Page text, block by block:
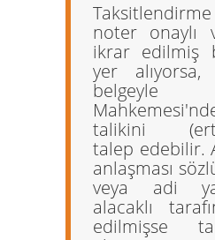
noter onaylı
ikrar edilmiş
yer
talikini
talep edebilir.
anlaşması
veya adi
alacaklı
edilmişse